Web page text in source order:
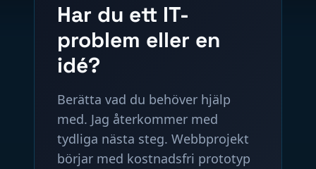
Har du ett IT-
problem eller en
idé?
Berätta vad du behöver hjälp
med. Jag återkommer med
tydliga nästa steg. Webbprojekt
börjar med kostnadsfri prototyp